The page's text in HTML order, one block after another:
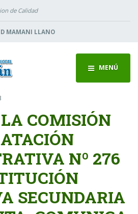
de Calidad
MAMANI LLANO
MENÚ
COMISIÓN
Nº 276
SECUNDARIA